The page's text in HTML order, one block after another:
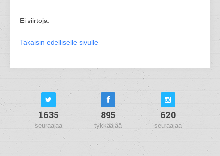
Ei siirtoja.
Takaisin edelliselle sivulle
1635
seuraajaa
895
tykkääjää
620
seuraajaa